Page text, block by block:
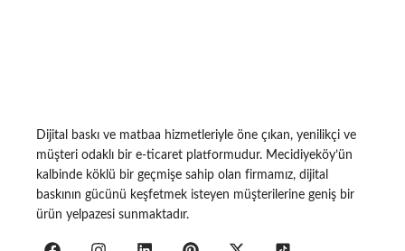
Dijital baskı ve matbaa hizmetleriyle öne çıkan, yenilikçi ve
müşteri odaklı bir e-ticaret platformudur. Mecidiyeköy’ün
kalbinde köklü bir geçmişe sahip olan firmamız, dijital
baskının gücünü keşfetmek isteyen müşterilerine geniş bir
ürün yelpazesi sunmaktadır.